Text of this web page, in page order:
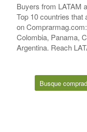
Buyers from LATAM
Top 10 countries
on
Colombia, Panama,
Argentina. Reach
Busque